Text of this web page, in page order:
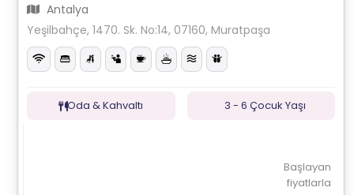
Antalya
Yeşilbahçe, 1470. Sk. No:14, 07160, Muratpaşa
Oda & Kahvaltı 3 - 6 Çocuk Yaşı
Başlayan
fiyatlarla